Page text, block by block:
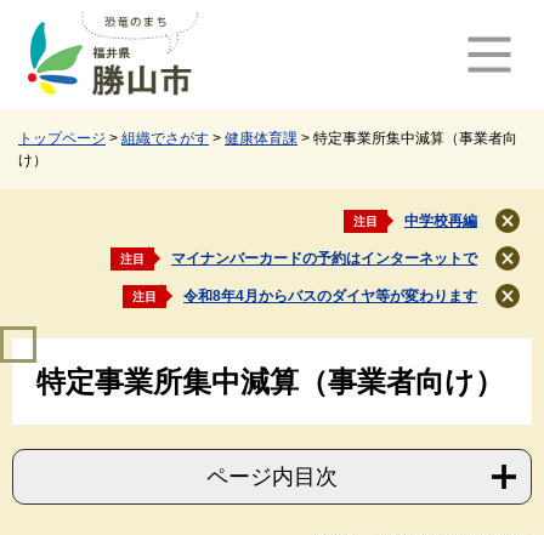
トップページ > 組織でさがす > 健康体育課 > 特定事業所集中減算（事業者向
け）
注目 中学校再編
閉
じ
る
注目 マイナンバーカードの予約はインターネットで
閉
じ
る
注目 令和8年4月からバスのダイヤ等が変わります
閉
特定事業所集中減算（事業者向け）
ページ内目次